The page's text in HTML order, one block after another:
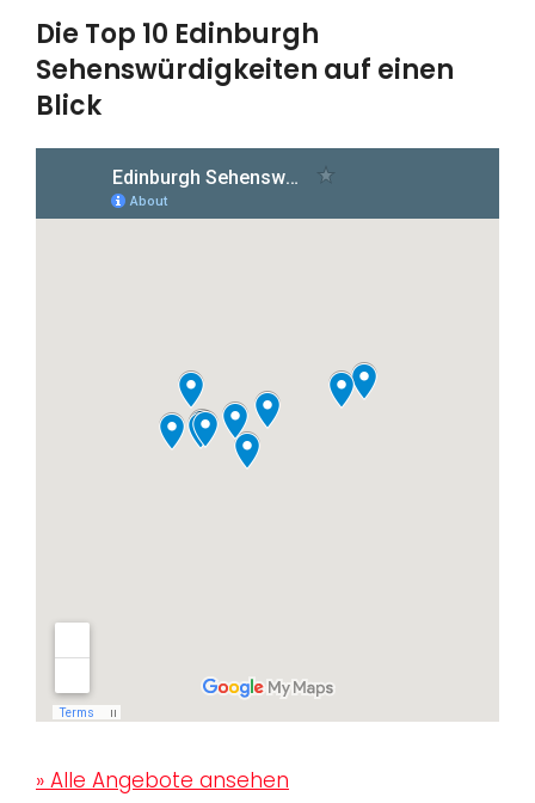
Die Top 10 Edinburgh
Sehenswürdigkeiten auf einen
Blick
» Alle Angebote ansehen